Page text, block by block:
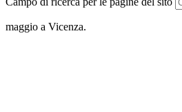
maggio a Vicenza.